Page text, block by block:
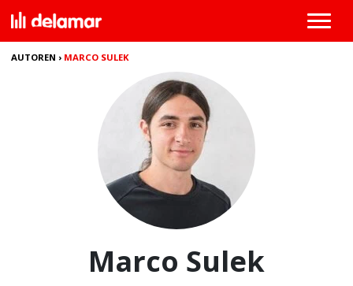
AUTOREN › MARCO SULEK
Marco Sulek